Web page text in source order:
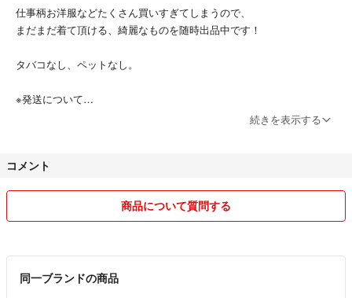
仕事柄お洋服などたくさん買いすぎてしまうので、
まだまだ着て頂ける、綺麗なものを随時出品中です！
タバコなし、ペットなし。
※発送について
以前多忙で発送遅延などご迷惑おかけしてしまいましたが
ある場合がございます。
ご理解のある方のみご購入をお願い致します。
全ての商品ノークレームノーリターンです。（商品不良を除く）
作家様のハンドメイドピアスをご購入されたお客様に、合わないと普通
続きを表示する
コメント
商品について質問する
同一ブランドの商品